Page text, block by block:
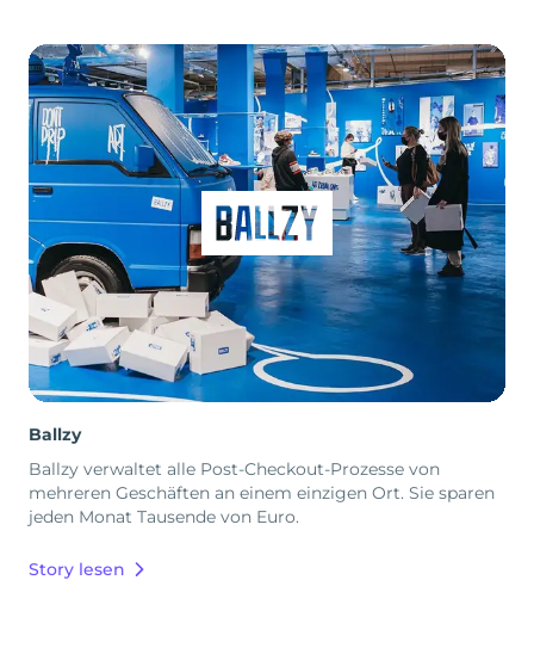
Ballzy
Ballzy verwaltet alle Post-Checkout-Prozesse von
mehreren Geschäften an einem einzigen Ort. Sie sparen
jeden Monat Tausende von Euro.
Story lesen